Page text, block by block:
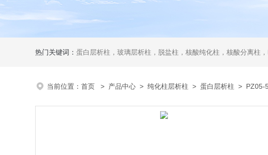
热门关键词： 蛋白层析柱，玻璃层析柱，脱盐柱，核酸纯化柱，核酸分离柱
当前位置： 首页 > 产品中心 > 纯化柱层析柱 > 蛋白层析柱 > PZ05-